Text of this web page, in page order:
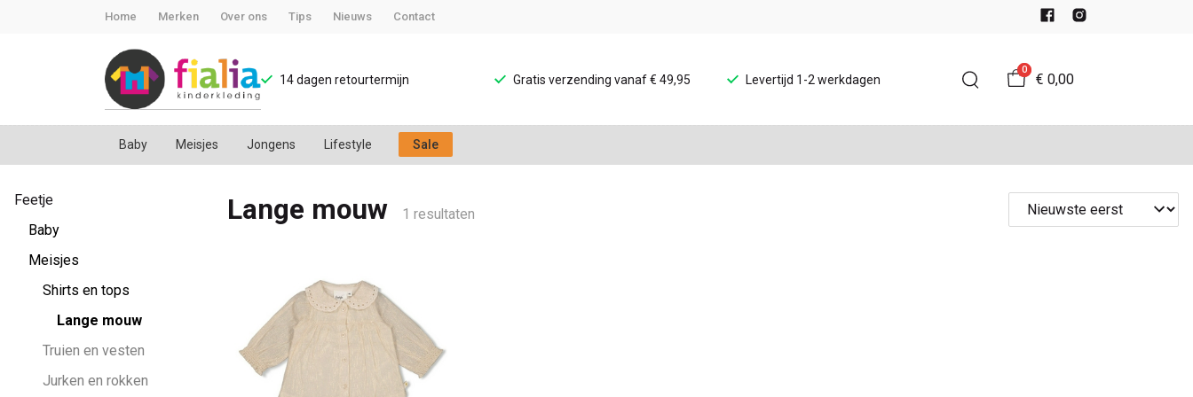
Home Merken Over ons Tips Nieuws Contact
14 dagen retourtermijn Gratis verzending vanaf € 49,95 Levertijd 1-2 werkdagen
0
€ 0,00
Baby Meisjes Jongens Lifestyle Sale
Lange
mouw
FiaLia
Kinderkleding
Feetje
Baby
Meisjes
Shirts en tops
Lange mouw
Truien en vesten
Jurken en rokken
Lange mouw 1 resultaten